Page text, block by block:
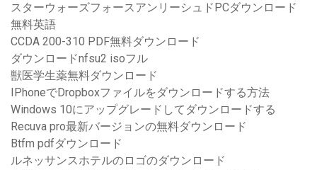
スターウォーズフォースアンリーシュドPCダウンロード
無料英語
CCDA 200-310 PDF無料ダウンロード
ダウンロードnfsu2 isoフル
獣医学生薬無料ダウンロード
IPhoneでDropboxファイルをダウンロードする方法
Windows 10にアップグレードしてダウンロードする
Recuva pro最新バージョンの無料ダウンロード
Btfm pdfダウンロード
ルネッサンスホテルのロゴのダウンロード